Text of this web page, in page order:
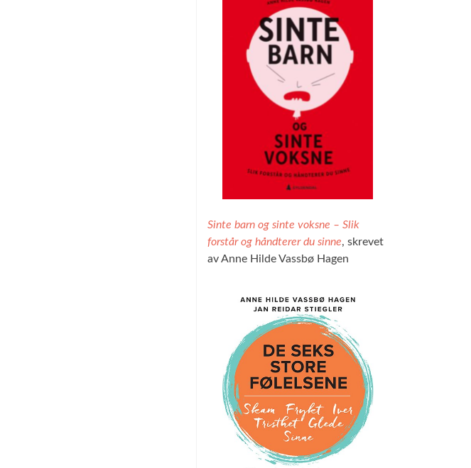
Sinte barn og sinte voksne – Slik
forstår og håndterer du sinne, skrevet
av Anne Hilde Vassbø Hagen